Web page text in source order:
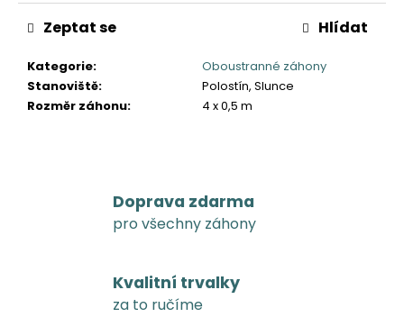
Kategorie:
Oboustranné záhony
Stanoviště:
Polostín, Slunce
Rozměr záhonu: 4 x 0,5 m
Zeptat se Hlídat
Doprava zdarma
pro všechny záhony
Kvalitní trvalky
za to ručíme